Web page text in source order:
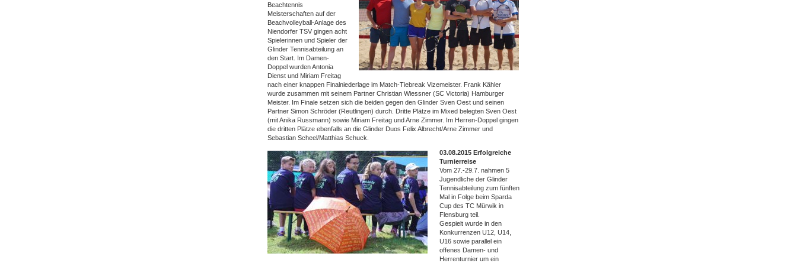
Beachtennis
Meisterschaften auf der
Beachvolleyball-Anlage des
Niendorfer TSV gingen acht
Spielerinnen und Spieler der
Glinder Tennisabteilung an
den Start. Im Damen-
Doppel wurden Antonia
Dienst und Miriam Freitag
nach einer knappen Finalniederlage im Match-Tiebreak Vizemeister. Frank Kähler
wurde zusammen mit seinem Partner Christian Wiessner (SC Victoria) Hamburger
Meister. Im Finale setzen sich die beiden gegen den Glinder Sven Oest und seinen
Partner Simon Schröder (Reutlingen) durch. Dritte Plätze im Mixed belegten Sven Oest
(mit Anika Russmann) sowie Miriam Freitag und Arne Zimmer. Im Herren-Doppel gingen
die dritten Plätze ebenfalls an die Glinder Duos Felix Albrecht/Arne Zimmer und
Sebastian Scheel/Matthias Schuck.
03.08.2015 Erfolgreiche
Turnierreise
Vom 27.-29.7. nahmen 5
Jugendliche der Glinder
Tennisabteilung zum fünften
Mal in Folge beim Sparda
Cup des TC Mürwik in
Flensburg teil.
Gespielt wurde in den
Konkurrenzen U12, U14,
U16 sowie parallel ein
offenes Damen- und
Herrenturnier um ein